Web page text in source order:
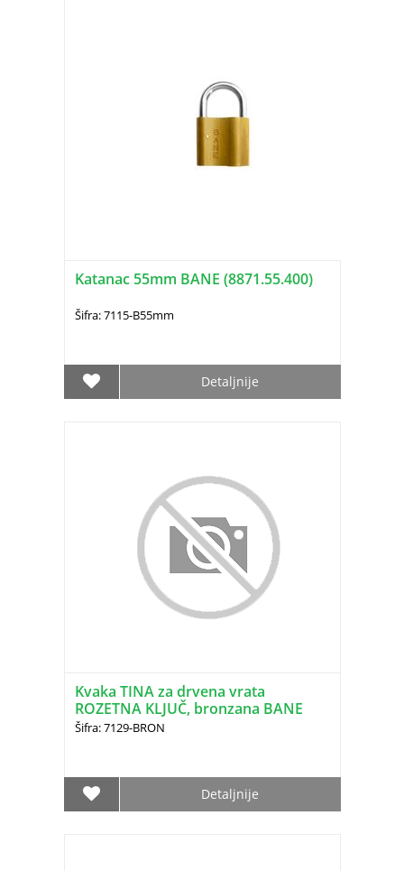
Katanac 55mm BANE (8871.55.400)
Šifra: 7115-B55mm
Detaljnije
Kvaka TINA za drvena vrata
ROZETNA KLJUČ, bronzana BANE
(1600.26.221)
Šifra: 7129-BRON
Detaljnije